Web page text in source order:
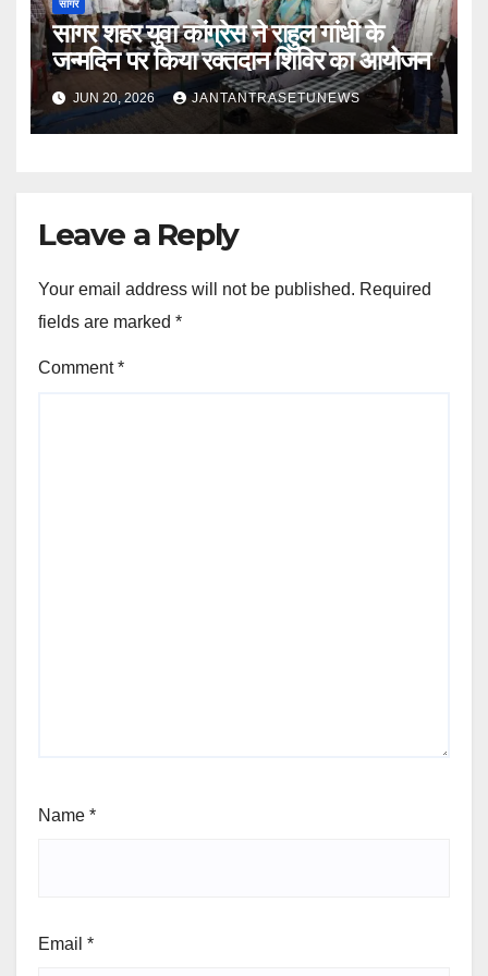
सागर
सागर शहर युवा कांग्रेस ने राहुल गांधी के
जन्मदिन पर किया रक्तदान शिविर का आयोजन
JUN 20, 2026 JANTANTRASETUNEWS
Leave a Reply
Your email address will not be published. Required
fields are marked *
Comment*
Name *
Email *